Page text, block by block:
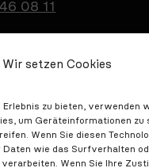
Wir setzen Cookies
Erlebnis zu bieten, verwenden
um Geräteinformationen zu
Wenn Sie diesen
Daten wie das Surfverhalten
Wenn Sie Ihre
08 11
pfeuffer.de